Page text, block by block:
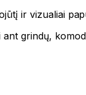
ir vizualiai
ant grindų,